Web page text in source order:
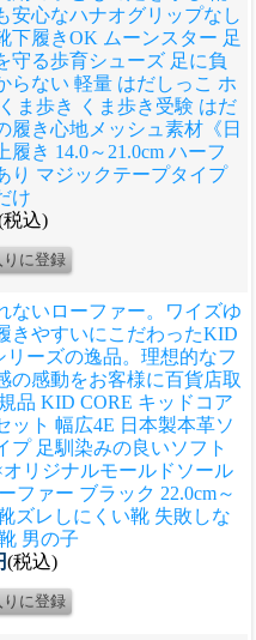
安心なハナオグリップなし
下履きOK ムーンスター 足
守る歩育シューズ 足に負
らない 軽量 はだしっこ ホ
ま歩き くま歩き受験 はだ
履き心地メッシュ素材《日
履き 14.0～21.0cm ハーフ
り マジックテープタイプ
け
税込)
ないローファー。ワイズゆ
きやすいにこだわったKID
リーズの逸品。理想的なフ
の感動をお客様に百貨店取
品 KID CORE キッドコア
ット 幅広4E 日本製本革ソ
プ 足馴染みの良いソフト
オリジナルモールドソール
ファー ブラック 22.0cm～
ズレしにくい靴 失敗しな
男の子
(税込)